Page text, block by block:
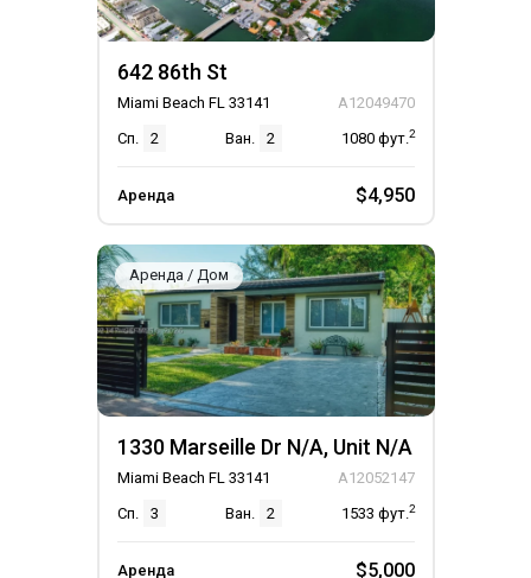
642 86th St
Miami Beach FL 33141
A12049470
Сп.
2 Ван. 2 1080 фут.2
Аренда $4,950
Аренда / Дом
1330 Marseille Dr N/A, Unit N/A
Miami Beach FL 33141
A12052147
Сп.
3 Ван. 2 1533 фут.2
Аренда $5,000